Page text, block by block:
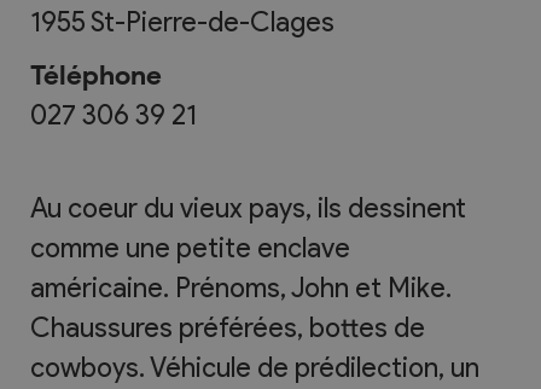
1955St-Pierre-de-Clages
Téléphone
027 306 39 21
Au coeur du vieux pays, ils dessinent
comme une petite enclave
américaine. Prénoms, John et Mike.
Chaussures préférées, bottes de
cowboys. Véhicule de prédilection, un